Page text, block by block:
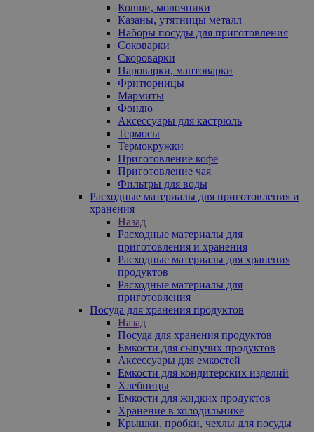
Ковши, молочники
Казаны, утятницы металл
Наборы посуды для приготовления
Соковарки
Скороварки
Пароварки, мантоварки
Фритюрницы
Мармиты
Фондю
Аксессуары для кастрюль
Термосы
Термокружки
Приготовление кофе
Приготовление чая
Фильтры для воды
Расходные материалы для приготовления и
хранения
Назад
Расходные материалы для
приготовления и хранения
Расходные материалы для хранения
продуктов
Расходные материалы для
приготовления
Посуда для хранения продуктов
Назад
Посуда для хранения продуктов
Емкости для сыпучих продуктов
Аксессуары для емкостей
Емкости для кондитерских изделий
Хлебницы
Емкости для жидких продуктов
Хранение в холодильнике
Крышки, пробки, чехлы для посуды